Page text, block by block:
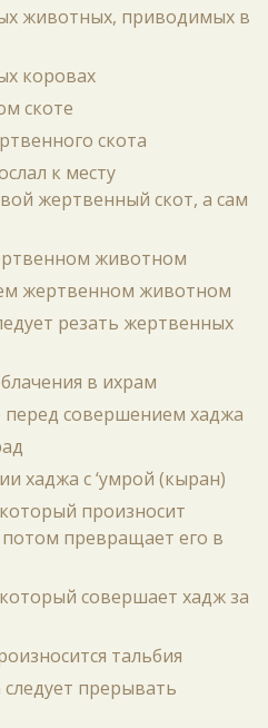
животных, приводимых в
коровах
скоте
скота
к месту
жертвенный скот, а сам
животном
жертвенном животном
резать жертвенных
в ихрам
перед совершением хаджа
хаджа с ‘умрой (кыран)
произносит
превращает его в
совершает хадж за
тальбия
следует прерывать